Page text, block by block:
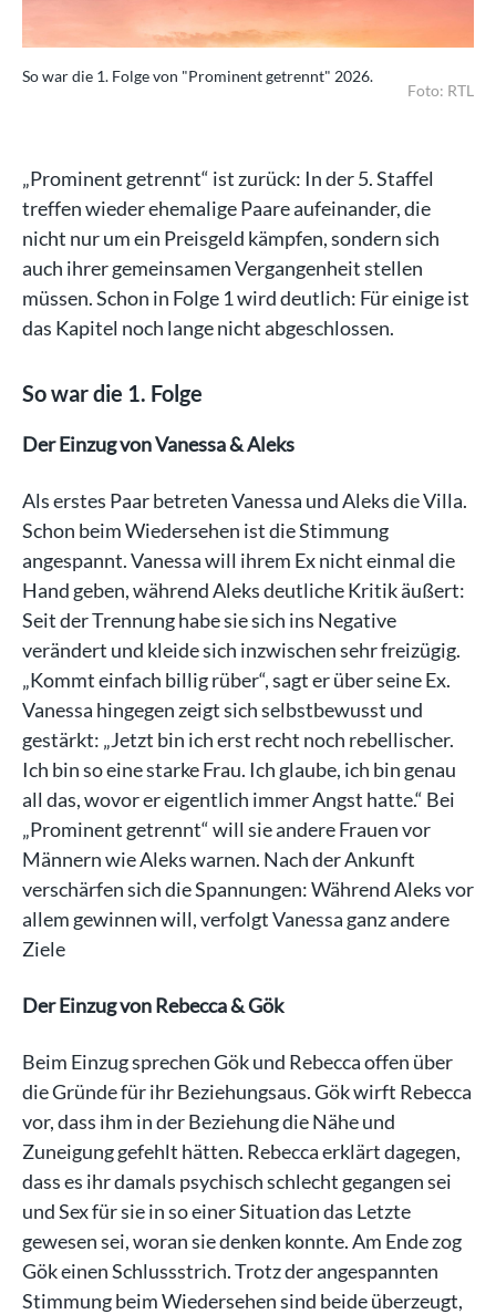
So war die 1. Folge von "Prominent getrennt" 2026.
Foto: RTL
„Prominent getrennt“ ist zurück: In der 5. Staffel
treffen wieder ehemalige Paare aufeinander, die
nicht nur um ein Preisgeld kämpfen, sondern sich
auch ihrer gemeinsamen Vergangenheit stellen
müssen. Schon in Folge 1 wird deutlich: Für einige ist
das Kapitel noch lange nicht abgeschlossen.
So war die 1. Folge
Der Einzug von Vanessa & Aleks
Als erstes Paar betreten Vanessa und Aleks die Villa.
Schon beim Wiedersehen ist die Stimmung
angespannt. Vanessa will ihrem Ex nicht einmal die
Hand geben, während Aleks deutliche Kritik äußert:
Seit der Trennung habe sie sich ins Negative
verändert und kleide sich inzwischen sehr freizügig.
„Kommt einfach billig rüber“, sagt er über seine Ex.
Vanessa hingegen zeigt sich selbstbewusst und
gestärkt: „Jetzt bin ich erst recht noch rebellischer.
Ich bin so eine starke Frau. Ich glaube, ich bin genau
all das, wovor er eigentlich immer Angst hatte.“ Bei
„Prominent getrennt“ will sie andere Frauen vor
Männern wie Aleks warnen. Nach der Ankunft
verschärfen sich die Spannungen: Während Aleks vor
allem gewinnen will, verfolgt Vanessa ganz andere
Ziele
Der Einzug von Rebecca & Gök
Beim Einzug sprechen Gök und Rebecca offen über
die Gründe für ihr Beziehungsaus. Gök wirft Rebecca
vor, dass ihm in der Beziehung die Nähe und
Zuneigung gefehlt hätten. Rebecca erklärt dagegen,
dass es ihr damals psychisch schlecht gegangen sei
und Sex für sie in so einer Situation das Letzte
gewesen sei, woran sie denken konnte. Am Ende zog
Gök einen Schlussstrich. Trotz der angespannten
Stimmung beim Wiedersehen sind beide überzeugt,